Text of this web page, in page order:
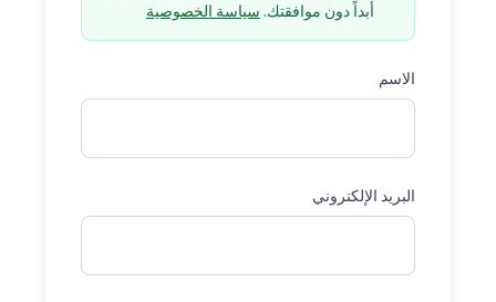
أبداً دون موافقتك. سياسة الخصوصية
الاسم
البريد الإلكتروني